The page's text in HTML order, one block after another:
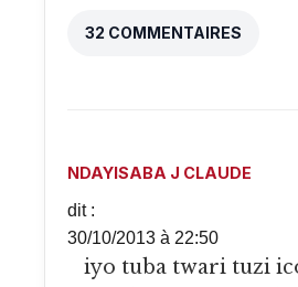
32 COMMENTAIRES
NDAYISABA J CLAUDE
dit :
30/10/2013 à 22:50
iyo tuba twari tuzi ico turi n’ico